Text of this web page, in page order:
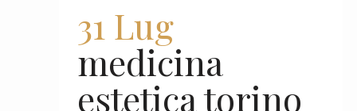
31 Lug
medicina
estetica torino